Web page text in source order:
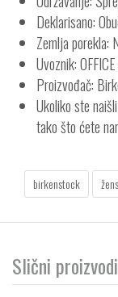
Deklarisano:
Zemlja porekla:
Uvoznik:
Proizvođač:
Ukoliko ste
tako što ćete
birkenstock
Slični proizvodi